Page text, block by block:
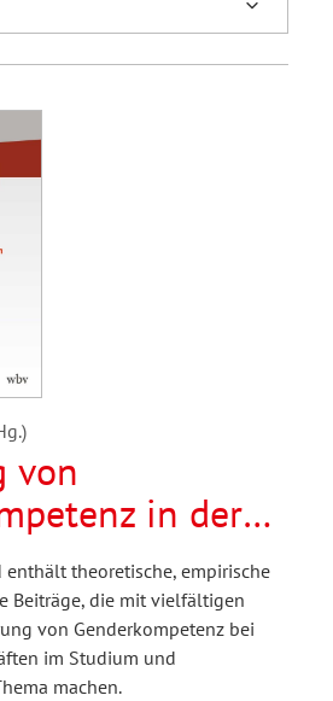
von
in der
von
enthält theoretische, empirische
Beiträge, die mit vielfältigen
von Genderkompetenz bei
im Studium und
machen.